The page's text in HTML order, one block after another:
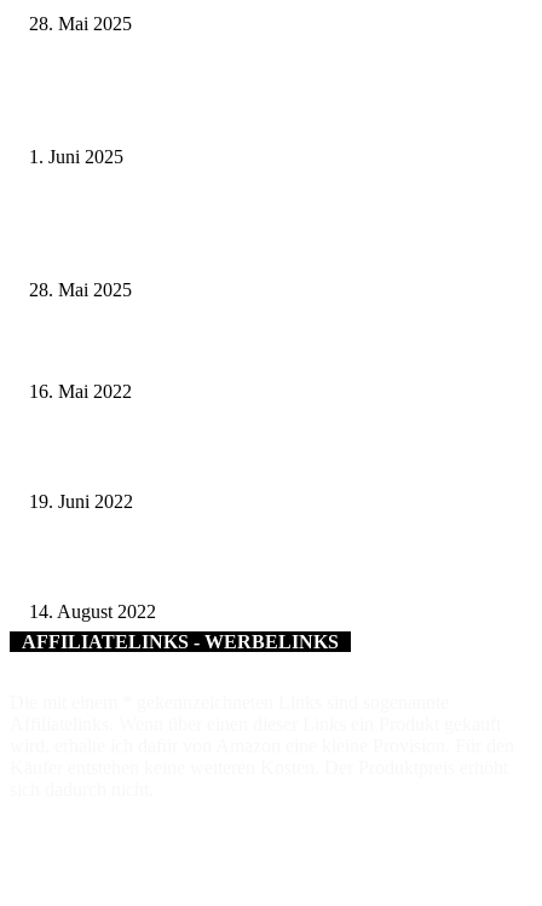
28. Mai 2025
1. Juni 2025
28. Mai 2025
16. Mai 2022
19. Juni 2022
14. August 2022
AFFILIATELINKS - WERBELINKS